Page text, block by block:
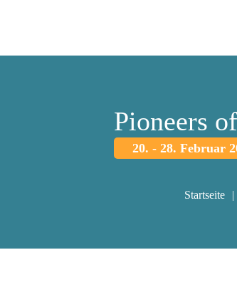
Pioneers
20. - 28. Februar
Startseite